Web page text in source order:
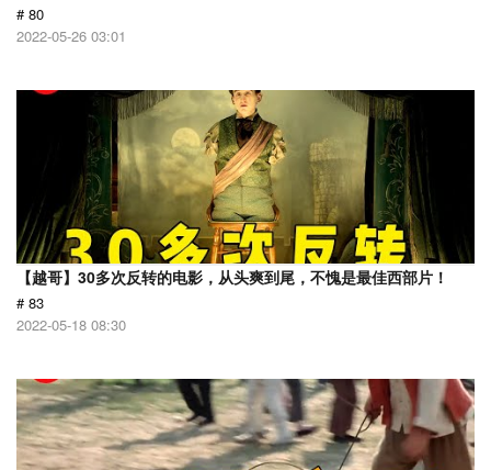
# 80
2022-05-26 03:01
【越哥】30多次反转的电影，从头爽到尾，不愧是最佳西部片！
# 83
2022-05-18 08:30